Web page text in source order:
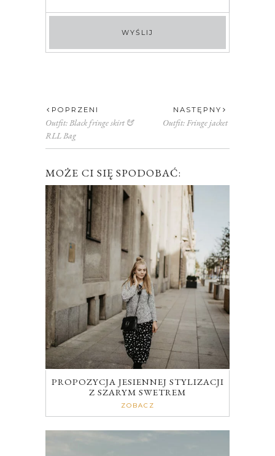
POPRZENI
Outfit: Black fringe skirt &
RLL Bag
NASTĘPNY
Outfit: Fringe jacket
MOŻE CI SIĘ SPODOBAĆ:
PROPOZYCJA JESIENNEJ STYLIZACJI
Z SZARYM SWETREM
ZOBACZ